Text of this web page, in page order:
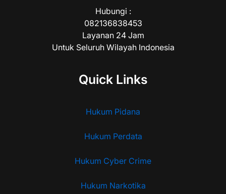
Hubungi :
082136838453
Layanan 24 Jam
Untuk Seluruh Wilayah Indonesia
Quick Links
Hukum Pidana
Hukum Perdata
Hukum Cyber Crime
Hukum Narkotika